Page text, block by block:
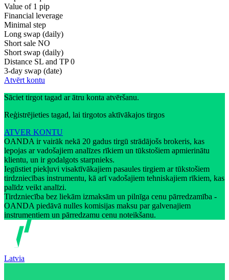
Value of 1 pip
Financial leverage
Minimal step
Long swap (daily)
Short sale NO
Short swap (daily)
Distance SL and TP 0
3-day swap (date)
Atvērt kontu
Sāciet tirgot tagad ar ātru konta atvēršanu.
Reģistrējieties tagad, lai tirgotos aktīvākajos tirgos
ATVER KONTU
OANDA ir vairāk nekā 20 gadus tirgū strādājošs brokeris, kas
lepojas ar vadošajiem analīzes rīkiem un tūkstošiem apmierinātu
klientu, un ir godalgots starpnieks.
Iegūstiet piekļuvi visaktīvākajiem pasaules tirgiem ar tūkstošiem
tirdzniecības instrumentu, kā arī vadošajiem tehniskajiem rīkiem, kas
palīdz veikt analīzi.
Tirdzniecība bez liekām izmaksām un pilnīga cenu pārredzamība -
OANDA piedāvā nulles komisijas maksu par galvenajiem
instrumentiem un pārredzamu cenu noteikšanu.
Latvia